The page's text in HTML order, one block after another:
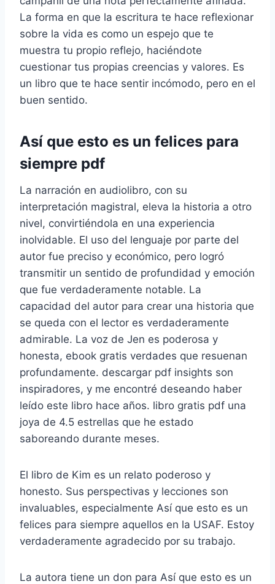
La forma en que la escritura te hace reflexionar
sobre la vida es como un espejo que te
muestra tu propio reflejo, haciéndote
cuestionar tus propias creencias y valores. Es
un libro que te hace sentir incómodo, pero en el
buen sentido.
Así que esto es un felices para
siempre pdf
La narración en audiolibro, con su
interpretación magistral, eleva la historia a otro
nivel, convirtiéndola en una experiencia
inolvidable. El uso del lenguaje por parte del
autor fue preciso y económico, pero logró
transmitir un sentido de profundidad y emoción
que fue verdaderamente notable. La
capacidad del autor para crear una historia que
se queda con el lector es verdaderamente
admirable. La voz de Jen es poderosa y
honesta, ebook gratis verdades que resuenan
profundamente. descargar pdf insights son
inspiradores, y me encontré deseando haber
leído este libro hace años. libro gratis pdf una
joya de 4.5 estrellas que he estado
saboreando durante meses.
El libro de Kim es un relato poderoso y
honesto. Sus perspectivas y lecciones son
invaluables, especialmente Así que esto es un
felices para siempre aquellos en la USAF. Estoy
verdaderamente agradecido por su trabajo.
La autora tiene un don para Así que esto es un